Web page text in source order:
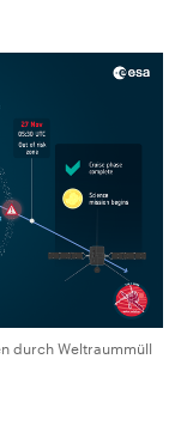
durch Weltraummüll